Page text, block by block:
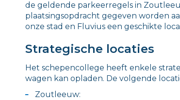
de geldende parkeerregels in
plaatsingsopdracht gegeven worden
onze stad en Fluvius een geschikte
Strategische locaties
Het schepencollege heeft enkele
wagen kan opladen. De volgende
Zoutleeuw: